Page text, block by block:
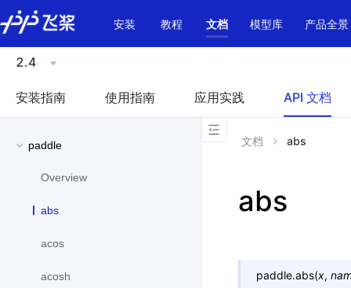
\u200E
安装
教程 文档 模型库 产品全景
2.4
安装指南 使用指南 应用实践 API 文档
paddle
Overview
abs
acos
acosh
文档 abs
abs
paddle.abs(x,